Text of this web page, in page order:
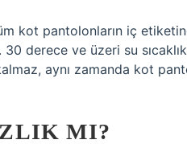
kot pantolonların iç
derece ve üzeri su
aynı zamanda kot
MI?